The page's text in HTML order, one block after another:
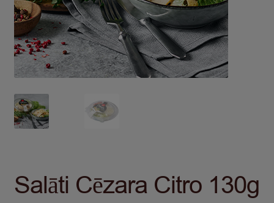
Salāti Cēzara Citro 130g